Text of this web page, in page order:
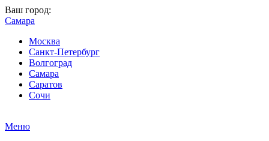
Ваш город:
Самара
Москва
Санкт-Петербург
Волгоград
Самара
Саратов
Сочи
Меню